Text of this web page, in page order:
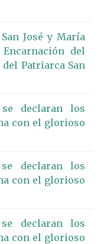
José y María
del
Patriarca San
declaran los
con el glorioso
declaran los
con el glorioso
declaran los
con el glorioso